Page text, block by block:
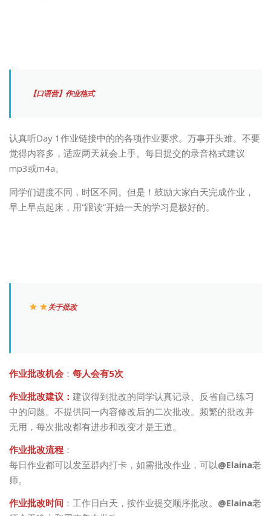
【口语营】作业格式
认真听Day 1作业链接中的的各项作业要求。万事开头难。不要
觉得内容多，适应两天就会上手。每日提交的录音格式建议
mp3或m4a。
同学们进度不同，时区不同。但是！鼓励大家白天完成作业，
早上早点起床，用“跟读”开始一天的学习是极好的。
关于批改
作业批改机会 ： 每人会有5次
作业批改建议： 建议得到批改的同学认真记录、反省自己练习
中的问题。不提供同一内容修改后的二次批改。频繁的批改并
无用，每次批改都有进步和改变才是王道。
作业批改流程 ：
每日作业都可以发至群内打卡，如需批改作业，可以@Elaina老
师。
作业批改时间 ：工作日白天，按作业提交顺序批改。 @Elaina老